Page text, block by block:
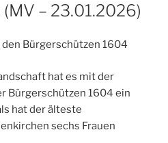
– 23.01.2026)
Bürgerschützen 1604
hat es mit der
Bürgerschützen 1604 ein
hat der älteste
sechs Frauen